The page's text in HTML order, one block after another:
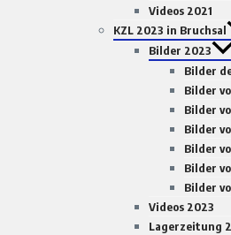
Videos 2021
KZL 2023 in Bruchsal
Bilder 2023
Bilder
Bilder
Bilder
Bilder
Bilder
Bilder
Bilder
Videos 2023
Lagerzeitung